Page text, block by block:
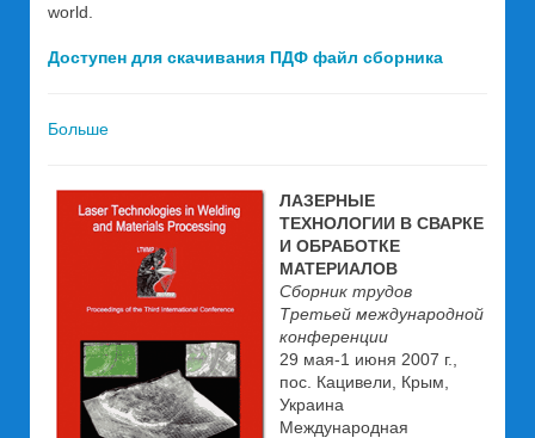
world.
Доступен для скачивания ПДФ файл сборника
Больше
ЛАЗЕРНЫЕ
ТЕХНОЛОГИИ В СВАРКЕ
И ОБРАБОТКЕ
МАТЕРИАЛОВ
Сборник трудов
Третьей международной
конференции
29 мая-1 июня 2007 г.,
пос. Кацивели, Крым,
Украина
Международная